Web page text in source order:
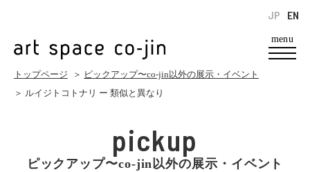
menu
EN
JP
トップページ ＞ ピックアップ〜co-jin以外の展示・イベント
＞ ルイジトコトナリ ー 類似と異なり
pickup
ピックアップ〜co-jin以外の展示・イベント